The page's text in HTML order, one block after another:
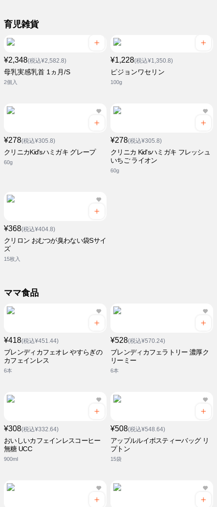
育児雑貨
¥2,348(税込¥2,582.8)
母乳実感乳首 1ヵ月/S
2個入
¥1,228(税込¥1,350.8)
ピジョンワセリン
100g
¥278(税込¥305.8)
クリニカKid'sハミガキ グレープ
60g
¥278(税込¥305.8)
クリニカ Kid'sハミガキ フレッシュ
いちご ライオン
60g
¥368(税込¥404.8)
クリロン おむつが臭わない袋Sサイ
ズ
15枚入
ママ食品
¥418(税込¥451.44)
ブレンディカフェオレ やすらぎの
カフェインレス
6本
¥528(税込¥570.24)
ブレンディカフェラトリー 濃厚ク
リーミー
6本
¥308(税込¥332.64)
おいしいカフェインレスコーヒー
無糖 UCC
900ml
¥508(税込¥548.64)
アップルルイボスティーバッグ リ
プトン
15袋